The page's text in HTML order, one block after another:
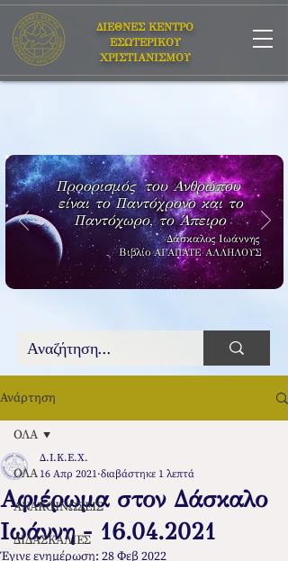
ΔΙΕΘΝΕΣ ΚΕΝΤΡΟ
ΕΣΩΤΕΡΙΚΟΥ
ΧΡΙΣΤΙΑΝΙΣΜΟΥ
Προορισμός του Ανθρώπου
είναι το Παντόχρονο και το
Παντόχωρο, το Άπειρο
Δάσκαλος Ιωάννης
ΒιβλίοΑΓΑΠΑΤΕ ΑΛΛΗΛΟΥΣ
Ανάρτηση
ΟΛΑ
ΑΝΑΚΟΙΝΩΣΕΙΣ
ΔΙΔΑΣΚΑΛΙΕΣ
ΟΛΑ
Αφιέρωμα στον Δάσκαλο
Ιωάννη - 16.04.2021
Δ.Ι.Κ.Ε.Χ.
16 Απρ 2021 διαβάστηκε 1 λεπτά
Έγινε ενημέρωση: 28 Φεβ 2022